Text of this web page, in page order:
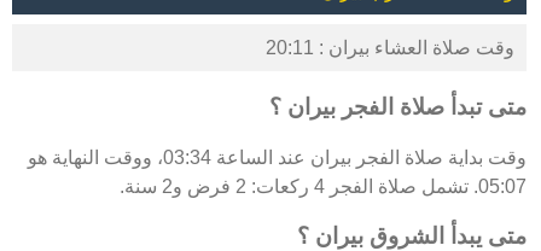
وقت صلاة العشاء بيران : 20:11
متى تبدأ صلاة الفجر بيران ؟
وقت بداية صلاة الفجر بيران عند الساعة 03:34، ووقت النهاية هو
05:07. تشمل صلاة الفجر 4 ركعات: 2 فرض و2 سنة.
متى يبدأ الشروق بيران ؟